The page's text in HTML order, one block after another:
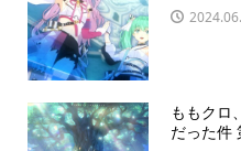
ももクロ
だった件